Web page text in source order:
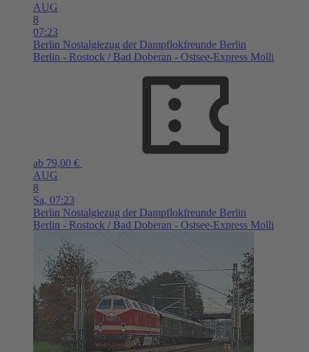
AUG
8
07:23
Berlin Nostalgiezug der Dampflokfreunde Berlin
Berlin - Rostock / Bad Doberan - Ostsee-Express Molli
ab 79,00 €
AUG
8
Sa, 07:23
Berlin Nostalgiezug der Dampflokfreunde Berlin
Berlin - Rostock / Bad Doberan - Ostsee-Express Molli